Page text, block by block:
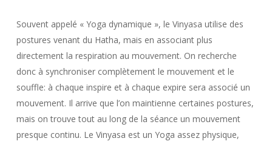
Souvent appelé « Yoga dynamique », le Vinyasa utilise des
postures venant du Hatha, mais en associant plus
directement la respiration au mouvement. On recherche
donc à synchroniser complètement le mouvement et le
souffle: à chaque inspire et à chaque expire sera associé un
mouvement. Il arrive que l’on maintienne certaines postures,
mais on trouve tout au long de la séance un mouvement
presque continu. Le Vinyasa est un Yoga assez physique,